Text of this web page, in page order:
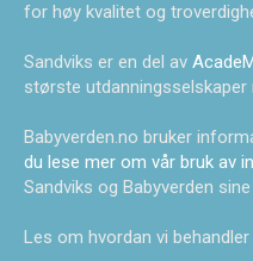
for høy kvalitet og
Sandviks er en del av
største utdanningsselskaper
Babyverden.no bruker
du lese mer om vår bruk av
Sandviks og Babyverden
Les om hvordan vi behandler